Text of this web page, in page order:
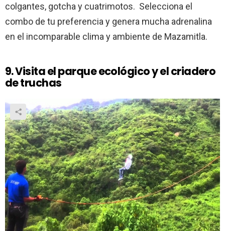
colgantes, gotcha y cuatrimotos. Selecciona el
combo de tu preferencia y genera mucha adrenalina
en el incomparable clima y ambiente de Mazamitla.
9. Visita el parque ecológico y el criadero
de truchas